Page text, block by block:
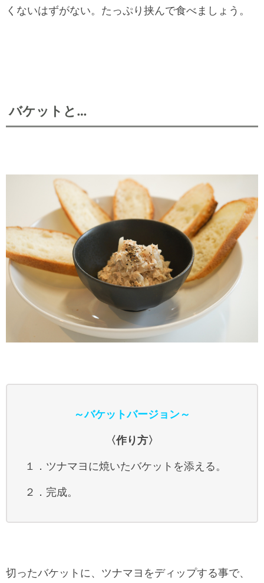
くないはずがない。たっぷり挟んで食べましょう。
バケットと…
～バケットバージョン～
〈作り方〉
１．ツナマヨに焼いたバケットを添える。
２．完成。
切ったバケットに、ツナマヨをディップする事で、